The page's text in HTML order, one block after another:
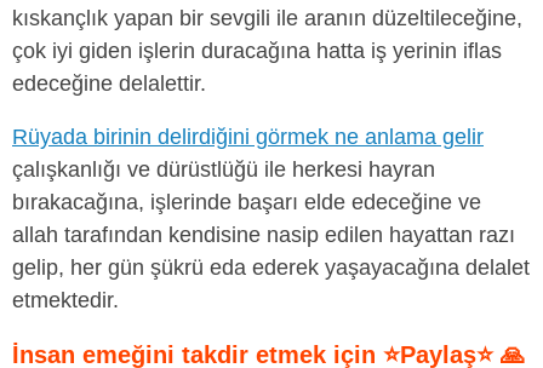
kıskançlık yapan bir sevgili ile aranın düzeltileceğine,
çok iyi giden işlerin duracağına hatta iş yerinin iflas
edeceğine delalettir.
Rüyada birinin delirdiğini görmek ne anlama gelir
çalışkanlığı ve dürüstlüğü ile herkesi hayran
bırakacağına, işlerinde başarı elde edeceğine ve
allah tarafından kendisine nasip edilen hayattan razı
gelip, her gün şükrü eda ederek yaşayacağına delalet
etmektedir.
İnsan emeğini takdir etmek için ⭐Paylaş⭐ 🙏